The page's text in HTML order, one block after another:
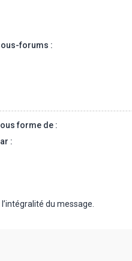
forums :
forme de :
:
du message.